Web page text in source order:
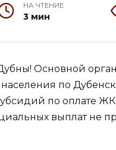
НА ЧТЕНИЕ
3 мин
Основной
по
по оплате
выплат не